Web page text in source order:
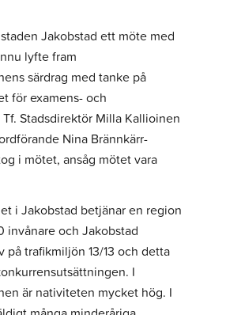
Jakobstad ett möte med
lyfte fram
särdrag med tanke på
för examens- och
Stadsdirektör Milla Kallioinen
Nina Brännkärr-
i mötet, ansåg mötet vara
i Jakobstad betjänar en region
invånare och Jakobstad
på trafikmiljön 13/13 och detta
I
är nativiteten mycket hög. I